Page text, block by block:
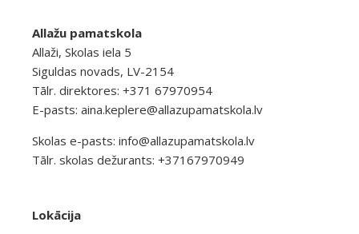
Allažu pamatskola
Allaži, Skolas iela 5
Siguldas novads, LV-2154
Tālr. direktores: +371 67970954
E-pasts: aina.keplere@allazupamatskola.lv
Skolas e-pasts: info@allazupamatskola.lv
Tālr. skolas dežurants: +37167970949
Lokācija